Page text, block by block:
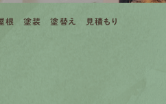
根 塗装 塗替え 見積もり